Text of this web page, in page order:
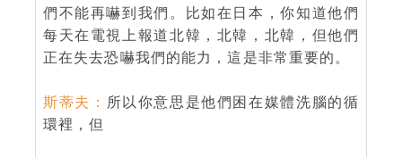
們不能再嚇到我們。比如在日本，你知道他們
每天在電視上報道北韓，北韓，北韓，但他們
正在失去恐嚇我們的能力，這是非常重要的。
斯蒂夫：
所以你意思是他們困在媒體洗腦的循
環裡，但